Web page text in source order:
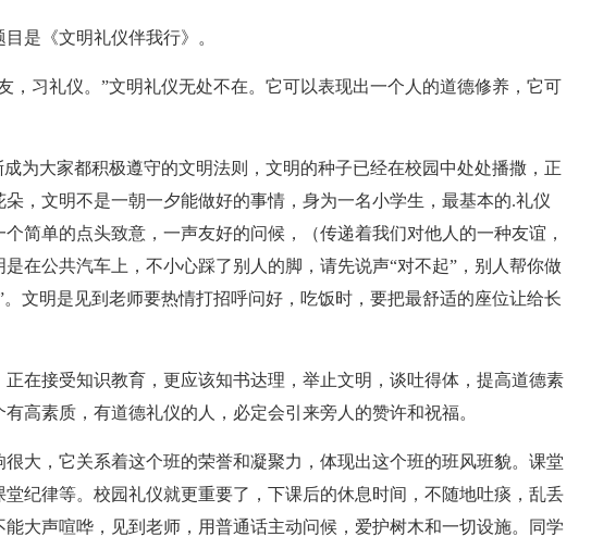
是《文明礼仪伴我行》。
，习礼仪。”文明礼仪无处不在。它可以表现出一个人的道德修养，它可
为大家都积极遵守的文明法则，文明的种子已经在校园中处处播撒，正
，文明不是一朝一夕能做好的事情，身为一名小学生，最基本的.礼仪
简单的点头致意，一声友好的问候，（传递着我们对他人的一种友谊，
在公共汽车上，不小心踩了别人的脚，请先说声“对不起”，别人帮你做
文明是见到老师要热情打招呼问好，吃饭时，要把最舒适的座位让给长
在接受知识教育，更应该知书达理，举止文明，谈吐得体，提高道德素
高素质，有道德礼仪的人，必定会引来旁人的赞许和祝福。
大，它关系着这个班的荣誉和凝聚力，体现出这个班的班风班貌。课堂
堂纪律等。校园礼仪就更重要了，下课后的休息时间，不随地吐痰，乱丢
大声喧哗，见到老师，用普通话主动问候，爱护树木和一切设施。同学